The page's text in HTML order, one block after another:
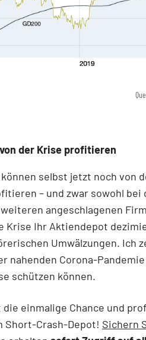
der Krise profitieren
selbst jetzt noch von
– und zwar sowohl
angeschlagenen
Krise Ihr Aktiendepot
Umwälzungen. Ich
nahenden Corona-
schützen können.
einmalige Chance und
Short-Crash-Depot! Sichern